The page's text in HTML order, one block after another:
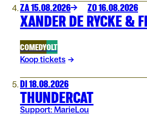
ZA 15.08.2026 ZO 16.08.2026
XANDER DE RYCKE &
COMEDYOLT
Koop tickets
DI 18.08.2026
THUNDERCAT
Support: MarieLou